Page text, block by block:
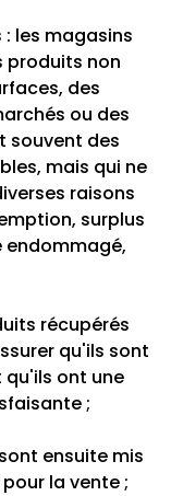
les magasins
produits non
des
ou des
souvent des
mais qui ne
raisons
surplus
récupérés
qu'ils sont
ont une
;
ensuite mis
la vente ;